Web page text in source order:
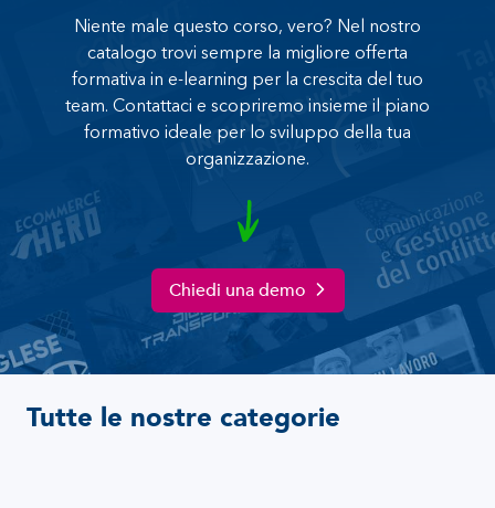
Niente male questo corso, vero? Nel nostro
catalogo trovi sempre la migliore offerta
formativa in e-learning per la crescita del tuo
team. Contattaci e scopriremo insieme il piano
formativo ideale per lo sviluppo della tua
organizzazione.
Chiedi una demo
Tutte le nostre categorie